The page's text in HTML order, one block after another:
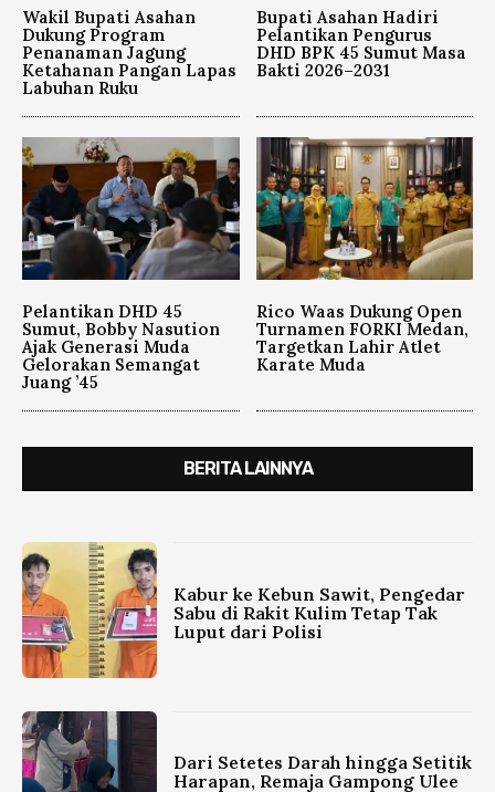
Wakil Bupati Asahan
Dukung Program
Penanaman Jagung
Ketahanan Pangan Lapas
Labuhan Ruku
Bupati Asahan Hadiri
Pelantikan Pengurus
DHD BPK 45 Sumut Masa
Bakti 2026–2031
Pelantikan DHD 45
Sumut, Bobby Nasution
Ajak Generasi Muda
Gelorakan Semangat
Juang ’45
Rico Waas Dukung Open
Turnamen FORKI Medan,
Targetkan Lahir Atlet
Karate Muda
BERITA LAINNYA
Kabur ke Kebun Sawit, Pengedar
Sabu di Rakit Kulim Tetap Tak
Luput dari Polisi
Dari Setetes Darah hingga Setitik
Harapan, Remaja Gampong Ulee